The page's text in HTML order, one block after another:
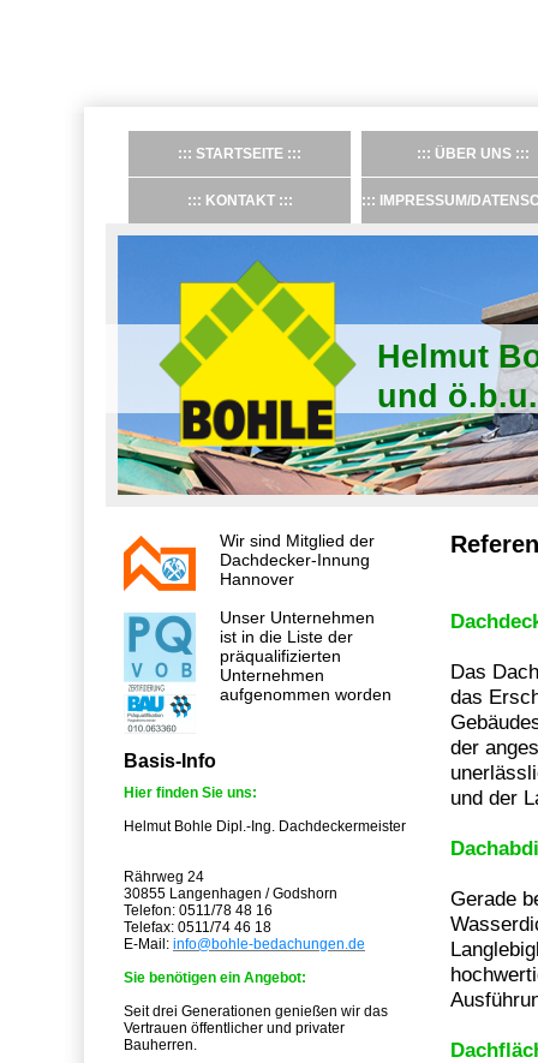
STARTSEITE ÜBER UNS
KONTAKT IMPRESSUM/
Helmut
und
Das
das
der
und der
Gerade
Wir sind Mitglied der
Dachdecker-Innung
Hannover
Unser Unternehmen
ist in die Liste der
präqualifizierten
Unternehmen
aufgenommen worden
Basis-Info
Hier finden Sie uns:
Helmut Bohle Dipl.-Ing. Dachdeckermeister
Rährweg 24
30855 Langenhagen / Godshorn
Telefon: 0511/78 48 16
Telefax: 0511/74 46 18
E-Mail: info@bohle-bedachungen.de
Sie benötigen ein Angebot:
Seit drei Generationen genießen wir das
Vertrauen öffentlicher und privater
Bauherren.